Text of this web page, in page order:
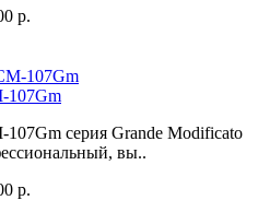
р.
107Gm
серия Grande Modificato
вы..
р.